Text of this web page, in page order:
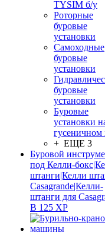
TYSIM б/у
Роторные
буровые
установки
Самоходные
буровые
установки
буровые
установки
Буровые
установки
гусеничном
+ ЕЩЕ 3
Буровой
под Келли-
штанги|Келли
Casagrande|Келли-
штанги для
B 125 XP